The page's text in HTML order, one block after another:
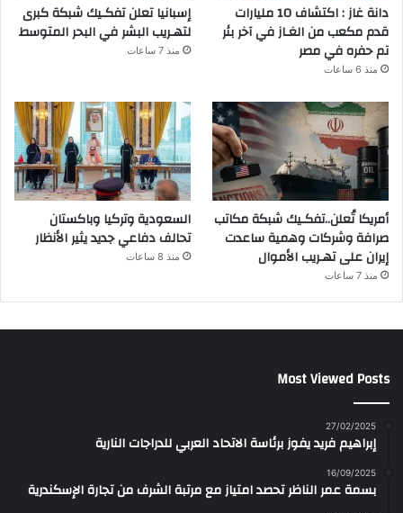
دانة غاز : اكتشاف 10 مليارات
قدم مكعب من الغـاز في آخر بئر
تم حفره في مصر
منذ 6 ساعات
إسبانيا تعلن تفكـيك شبكة كبرى
لتهـريب البشر في البحر المتوسط
منذ 7 ساعات
أمريكا تُعلن..تفكـيك شبكة مكاتب
صرافة وشركات وهمية ساعدت
إيران على تهـريب الأموال
منذ 7 ساعات
السعودية وتركيا وباكستان
تحالف دفاعي جديد يثير الأنظار
منذ 8 ساعات
Most Viewed Posts
27/02/2025
إبراهيم فريد يفوز برئاسة الاتحاد العربي للدراجات النارية
16/09/2025
بسمة عمر الناظر تحصد امتياز مع مرتبة الشرف من تجارة الإسكندرية